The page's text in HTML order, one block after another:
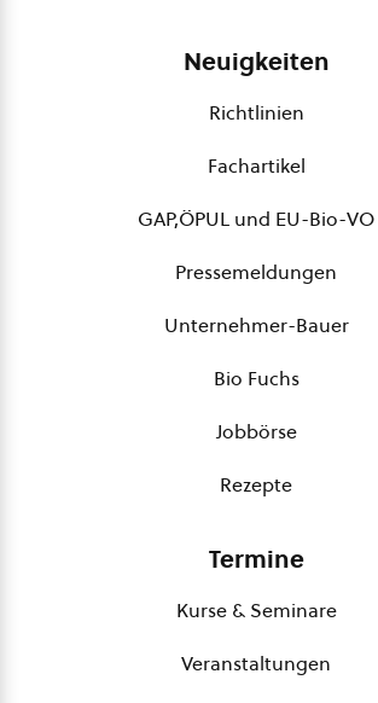
Neuigkeiten
Richtlinien
Fachartikel
GAP,ÖPUL und EU-Bio-VO
Pressemeldungen
Unternehmer-Bauer
Bio Fuchs
Jobbörse
Rezepte
Termine
Kurse & Seminare
Veranstaltungen